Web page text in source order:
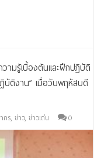
ามรู้เบื้องต้นและฝึกปฎิบัติ
บัติงาน” เมื่อวันพฤหัสบดี
กร,ข่าว,ข่าวเด่น 0